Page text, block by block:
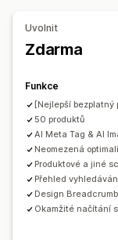
Generování
Optimalizace adres
Sledování výkonu
Skóre SEO Audity
Analýza klíčových
Analýza obsahu
Uvolnit
Zdarma
Funkce
[Nejlepší bezplatný
50 produktů
AI Meta Tag & AI
Neomezená
Produktové a jiné
Přehled
Design
Okamžité načítání